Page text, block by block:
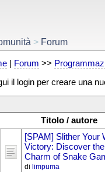
> Forum
| Forum >>
il login per creare una
Titolo / autore
[SPAM] Slither Your
Victory: Discover
Charm of Snake
di limpuma